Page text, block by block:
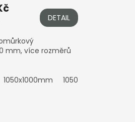
1050x3500mm
1050x3500mm
DETAIL
mm, více rozměrů
1050x1000mm 1050x1500mm